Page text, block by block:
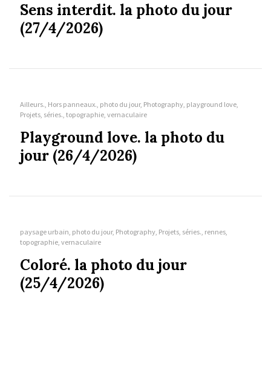
Sens interdit. la photo du jour
(27/4/2026)
Ailleurs., Hors panneaux., photo du jour, Photography, playground love,
Projets, séries., topographie, vernaculaire
Playground love. la photo du
jour (26/4/2026)
paysage urbain, photo du jour, Photography, Projets, séries., rennes,
topographie, vernaculaire
Coloré. la photo du jour
(25/4/2026)